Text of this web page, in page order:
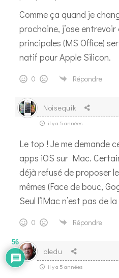
Comme ça quand je
prochaine, j’ose
principales (MS Office)
natif pour Apple Silicon.
0 Répondre
Noisequik
il y a 5 années
Le top ! Je me demande
apps iOS sur Mac.
déjà refusé de proposer
mêmes (Face de bouc,
Seul l’iMac n’est pas de
0 Répondre
bledu
il y a 5 années
56